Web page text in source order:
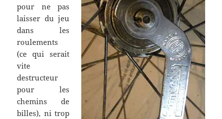
pour ne pas
laisser du jeu
dans les
roulements
(ce qui serait
vite
destructeur
pour les
chemins de
billes), ni trop